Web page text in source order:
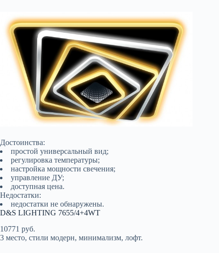
Достоинства:
простой универсальный вид;
регулировка температуры;
настройка мощности свечения;
управление ДУ;
доступная цена.
Недостатки:
недостатки не обнаружены.
D&S LIGHTING 7655/4+4WT
10771 руб.
3 место, стили модерн, минимализм, лофт.